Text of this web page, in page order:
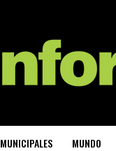
MUNICIPALES MUNDO